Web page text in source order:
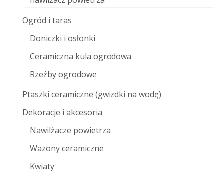
Ogród i taras
Doniczki i osłonki
Ceramiczna kula ogrodowa
Rzeźby ogrodowe
Ptaszki ceramiczne (gwizdki na wodę)
Dekoracje i akcesoria
Nawilżacze powietrza
Wazony ceramiczne
Kwiaty